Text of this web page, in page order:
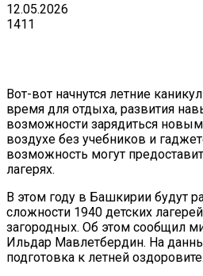
12.05.2026
1411
Вот-вот начнутся летние
время для отдыха, развития
возможности зарядиться
воздухе без учебников и
возможность могут
лагерях.
В этом году в Башкирии будут
сложности 1940 детских
загородных. Об этом сообщил
Ильдар Мавлетбердин. На
подготовка к летней